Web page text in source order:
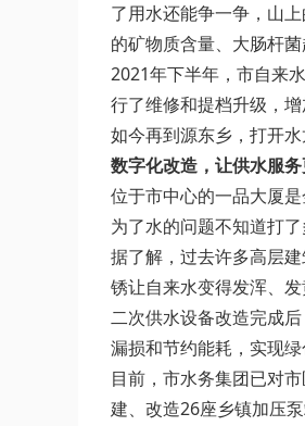
了用水还能争一争，山
的矿物质含量、大肠杆
2021年下半年，市自来
行了维修和提档升级，
如今再到源东乡，打开
数字化改造，让供水服
位于市中心的一品大厦
为了水的问题不知道打了
据了解，过去许多高层
锈让自来水变得发浑、发
二次供水设备改造完成
漏损和节约能耗，实现绿
目前，市水务集团已对
建、改造26座乡镇加压